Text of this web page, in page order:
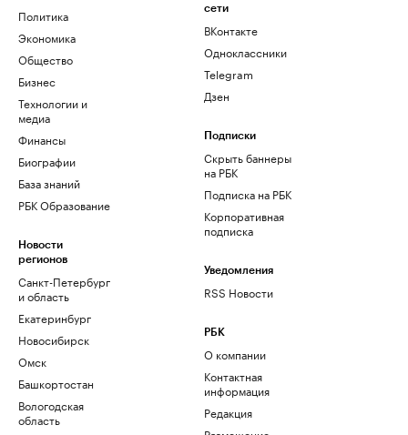
Политика
Экономика
Общество
Бизнес
Технологии и
медиа
Финансы
Биографии
База знаний
РБК Образование
Новости
регионов
Санкт-Петербург
и область
Екатеринбург
Новосибирск
Омск
Башкортостан
Вологодская
область
сети
ВКонтакте
Одноклассники
Telegram
Дзен
Подписки
Скрыть баннеры
на РБК
Подписка на РБК
Корпоративная
подписка
Уведомления
RSS Новости
РБК
О компании
Контактная
информация
Редакция